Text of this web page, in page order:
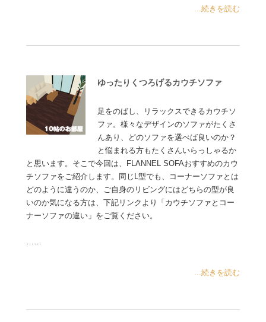
...続きを読む
ゆったりくつろげるカウチソファ
足をのばし、リラックスできるカウチソ
ファ。様々なデザインのソファがたくさ
んあり、どのソファを選べば良いのか？
と悩まれる方もたくさんいらっしゃるか
と思います。そこで今回は、FLANNEL SOFAおすすめのカウ
チソファをご紹介します。同じL型でも、コーナーソファとは
どのように違うのか、ご自身のリビングにはどちらの型が良
いのか気になる方は、下記リンクより「カウチソファとコー
ナーソファの違い」をご覧ください。
……
...続きを読む